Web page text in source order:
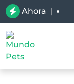
Ahora |